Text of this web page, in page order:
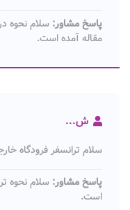
پاسخ مشاور: سلام نحوه
مقاله آمده است.
ش...
سلام ترانسفر فرودگاه
پاسخ مشاور: سلام نحوه
است.